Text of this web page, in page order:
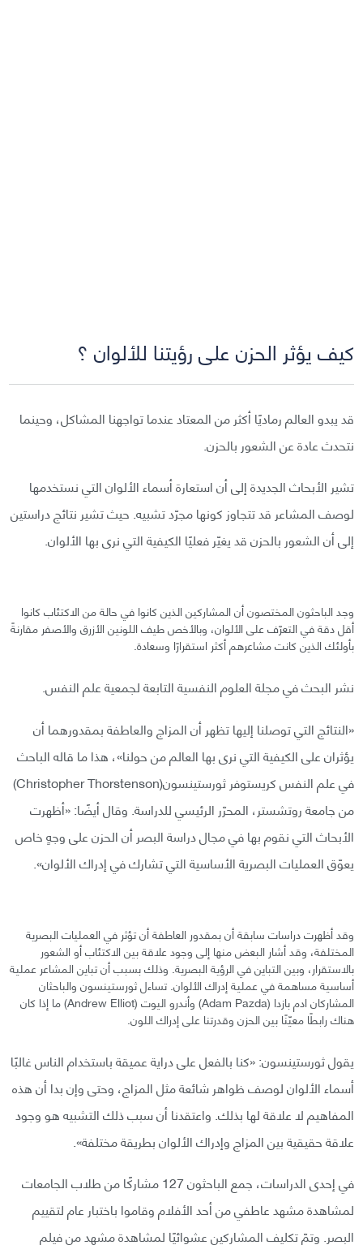
كيف يؤثر الحزن على رؤيتنا للألوان ؟
قد يبدو العالم رماديًا أكثر من المعتاد عندما تواجهنا المشاكل، وحينما
نتحدث عادة عن الشعور بالحزن.
تشير الأبحاث الجديدة إلى أن استعارة أسماء الألوان التي نستخدمها
لوصف المشاعر قد تتجاوز كونها مجرّد تشبيه. حيث تشير نتائج دراستين
إلى أن الشعور بالحزن قد يغيّر فعليًا الكيفية التي نرى بها الألوان.
وجد الباحثون المختصون أن المشاركين الذين كانوا في حالة من الاكتئاب كانوا
أقل دقة في التعرّف على الألوان، وبالأخص طيف اللونين الأزرق والأصفر مقارنةً
بأولئك الذين كانت مشاعرهم أكثر استقرارًا وسعادة.
نشر البحث في مجلة العلوم النفسية التابعة لجمعية علم النفس.
«النتائج التي توصلنا إليها تظهر أن المزاج والعاطفة بمقدورهما أن
يؤثران على الكيفية التي نرى بها العالم من حولنا»، هذا ما قاله الباحث
في علم النفس كريستوفر ثورستينسون(Christopher Thorstenson)
من جامعة روتشستر، المحرّر الرئيسي للدراسة. وقال أيضًا: «أظهرت
الأبحاث التي نقوم بها في مجال دراسة البصر أن الحزن على وجهٍ خاص
يعوّق العمليات البصرية الأساسية التي تشارك في إدراك الألوان».
وقد أظهرت دراسات سابقة أن بمقدور العاطفة أن تؤثر في العمليات البصرية
المختلفة، وقد أشار البعض منها إلى وجود علاقة بين الاكتئاب أو الشعور
بالاستقرار، وبين التباين في الرؤية البصرية. وذلك بسبب أن تباين المشاعر عملية
أساسية مساهمة في عملية إدراك الألوان. تساءل ثورستينسون والباحثان
المشاركان ادم بازدا (Adam Pazda) وأندرو اليوت (Andrew Elliot) ما إذا كان
هناك رابطًا معيّنًا بين الحزن وقدرتنا على إدراك اللون.
يقول ثورستينسون: «كنا بالفعل على دراية عميقة باستخدام الناس غالبًا
أسماء الألوان لوصف ظواهر شائعة مثل المزاج، وحتى وإن بدا أن هذه
المفاهيم لا علاقة لها بذلك. واعتقدنا أن سبب ذلك التشبيه هو وجود
علاقة حقيقية بين المزاج وإدراك الألوان بطريقة مختلفة».
في إحدى الدراسات، جمع الباحثون 127 مشاركًا من طلاب الجامعات
لمشاهدة مشهد عاطفي من أحد الأفلام وقاموا باختبار عام لتقييم
البصر. وتمّ تكليف المشاركين عشوائيًا لمشاهدة مشهد من فيلم